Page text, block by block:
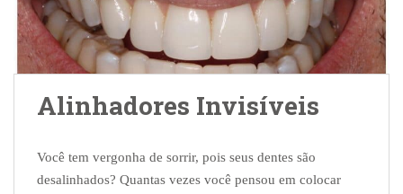
Alinhadores Invisíveis
Você tem vergonha de sorrir, pois seus dentes são
desalinhados? Quantas vezes você pensou em colocar